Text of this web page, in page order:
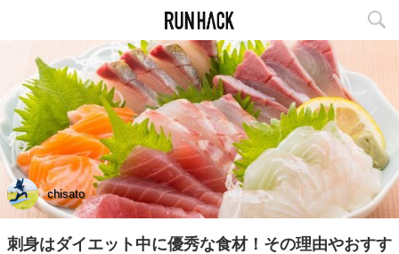
chisato
刺身はダイエット中に優秀な食材！その理由やおすす